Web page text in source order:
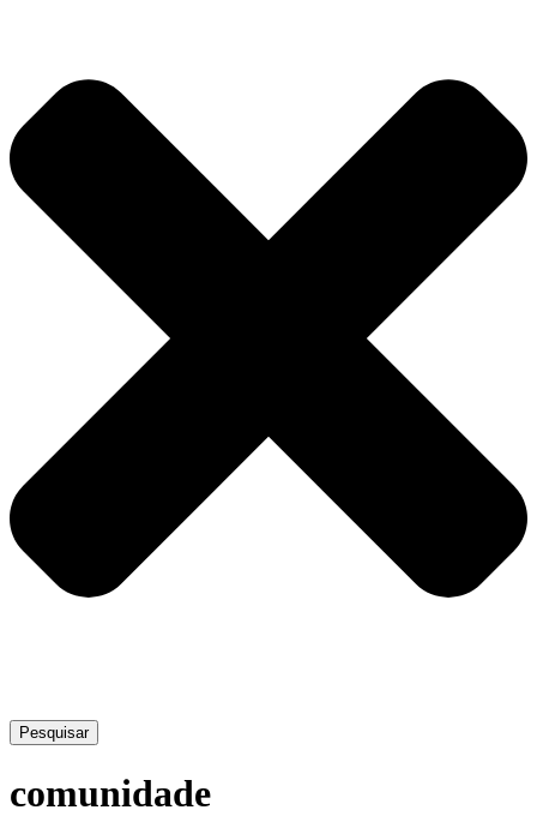
Pesquisar
comunidade